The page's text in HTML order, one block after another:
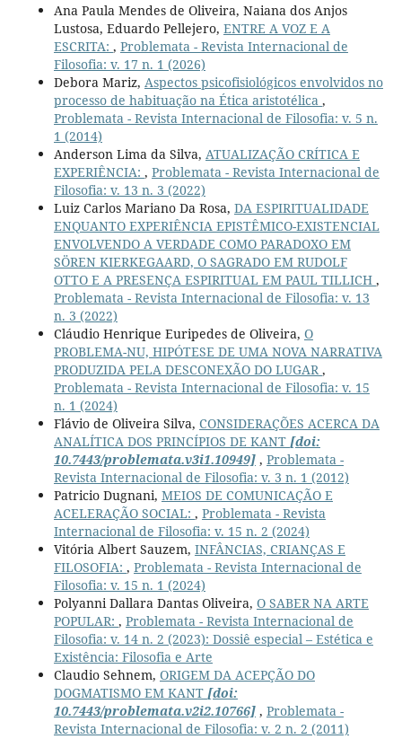
Ana Paula Mendes de Oliveira, Naiana dos Anjos
Lustosa, Eduardo Pellejero, ENTRE A VOZ E A
ESCRITA: , Problemata - Revista Internacional de
Filosofia: v. 17 n. 1 (2026)
Debora Mariz, Aspectos psicofisiológicos envolvidos no
processo de habituação na Ética aristotélica ,
Problemata - Revista Internacional de Filosofia: v. 5 n.
1 (2014)
Anderson Lima da Silva, ATUALIZAÇÃO CRÍTICA E
EXPERIÊNCIA: , Problemata - Revista Internacional de
Filosofia: v. 13 n. 3 (2022)
Luiz Carlos Mariano Da Rosa, DA ESPIRITUALIDADE
ENQUANTO EXPERIÊNCIA EPISTÊMICO-EXISTENCIAL
ENVOLVENDO A VERDADE COMO PARADOXO EM
SÖREN KIERKEGAARD, O SAGRADO EM RUDOLF
OTTO E A PRESENÇA ESPIRITUAL EM PAUL TILLICH ,
Problemata - Revista Internacional de Filosofia: v. 13
n. 3 (2022)
Cláudio Henrique Euripedes de Oliveira, O
PROBLEMA-NU, HIPÓTESE DE UMA NOVA NARRATIVA
PRODUZIDA PELA DESCONEXÃO DO LUGAR,
Problemata - Revista Internacional de Filosofia: v. 15
n. 1 (2024)
Flávio de Oliveira Silva, CONSIDERAÇÕES ACERCA DA
ANALÍTICA DOS PRINCÍPIOS DE KANT [doi:
10.7443/problemata.v3i1.10949], Problemata -
Revista Internacional de Filosofia: v. 3 n. 1 (2012)
Patricio Dugnani, MEIOS DE COMUNICAÇÃO E
ACELERAÇÃO SOCIAL: , Problemata - Revista
Internacional de Filosofia: v. 15 n. 2 (2024)
Vitória Albert Sauzem, INFÂNCIAS, CRIANÇAS E
FILOSOFIA: , Problemata - Revista Internacional de
Filosofia: v. 15 n. 1 (2024)
Polyanni Dallara Dantas Oliveira, O SABER NA ARTE
POPULAR: , Problemata - Revista Internacional de
Filosofia: v. 14 n. 2 (2023): Dossiê especial – Estética e
Existência: Filosofia e Arte
Claudio Sehnem, ORIGEM DA ACEPÇÃO DO
DOGMATISMO EM KANT [doi:
10.7443/problemata.v2i2.10766], Problemata -
Revista Internacional de Filosofia: v. 2 n. 2 (2011)